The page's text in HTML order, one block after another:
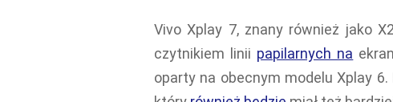
Vivo Xplay 7, znany również jako
czytnikiem linii papilarnych na
oparty na obecnym modelu Xplay